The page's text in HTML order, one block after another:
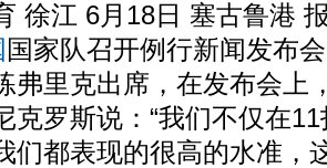
江 6月18日 塞古鲁港
国家队召开例行新闻发布
弗里克出席，在发布会上
克罗斯说：“我们不仅在
们都表现的很高的水准，